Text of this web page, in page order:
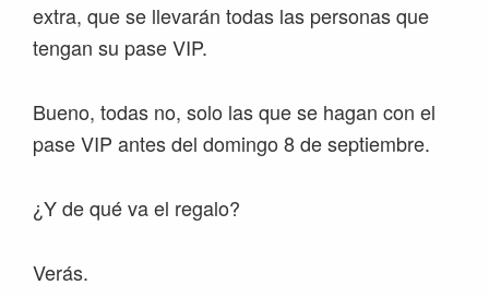
extra, que se llevarán todas las personas que
tengan su pase VIP.
Bueno, todas no, solo las que se hagan con el
pase VIP antes del domingo 8 de septiembre.
¿Y de qué va el regalo?
Verás.